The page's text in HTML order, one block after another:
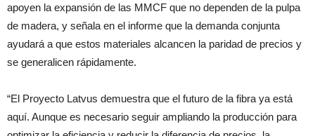
apoyen la expansión de las MMCF que no dependen de la pulpa
de madera, y señala en el informe que la demanda conjunta
ayudará a que estos materiales alcancen la paridad de precios y
se generalicen rápidamente.
“El Proyecto Latvus demuestra que el futuro de la fibra ya está
aquí. Aunque es necesario seguir ampliando la producción para